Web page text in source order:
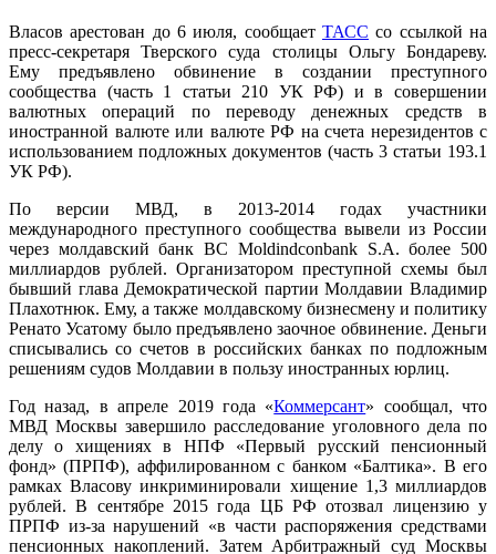
Власов арестован до 6 июля, сообщает ТАСС со ссылкой на
пресс-секретаря Тверского суда столицы Ольгу Бондареву.
Ему предъявлено обвинение в создании преступного
сообщества (часть 1 статьи 210 УК РФ) и в совершении
валютных операций по переводу денежных средств в
иностранной валюте или валюте РФ на счета нерезидентов с
использованием подложных документов (часть 3 статьи 193.1
УК РФ).
По версии МВД, в 2013-2014 годах участники
международного преступного сообщества вывели из России
через молдавский банк BC Moldindconbank S.A. более 500
миллиардов рублей. Организатором преступной схемы был
бывший глава Демократической партии Молдавии Владимир
Плахотнюк. Ему, а также молдавскому бизнесмену и политику
Ренато Усатому было предъявлено заочное обвинение. Деньги
списывались со счетов в российских банках по подложным
решениям судов Молдавии в пользу иностранных юрлиц.
Год назад, в апреле 2019 года «Коммерсант» сообщал, что
МВД Москвы завершило расследование уголовного дела по
делу о хищениях в НПФ «Первый русский пенсионный
фонд» (ПРПФ), аффилированном с банком «Балтика». В его
рамках Власову инкриминировали хищение 1,3 миллиардов
рублей. В сентябре 2015 года ЦБ РФ отозвал лицензию у
ПРПФ из-за нарушений «в части распоряжения средствами
пенсионных накоплений. Затем Арбитражный суд Москвы